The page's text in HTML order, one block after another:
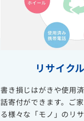
リサイク
書き損じはがきや使用
話寄付ができます。ご
る様々な「モノ」のリ